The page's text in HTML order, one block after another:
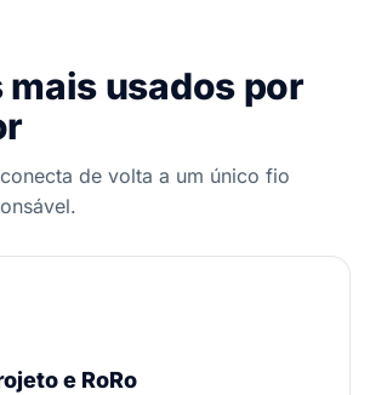
usados por
de volta a um único fio
e RoRo